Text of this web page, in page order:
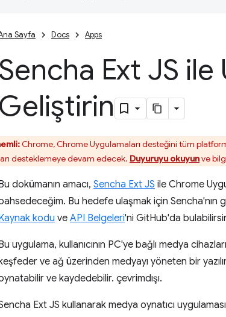
Sayfa Docs Apps
Ext JS ile
Geliştirin
Chrome, Chrome Uygulamaları desteğini tüm
desteklemeye devam edecek. Duyuruyu okuyunve
dokümanın amacı, Sencha Ext JS ile Chrome
Bu hedefe ulaşmak için Sencha'nın
kodu ve API Belgeleri'ni GitHub'da
uygulama, kullanıcının PC'ye bağlı medya
ve ağ üzerinden medyayı yöneten bir
ve kaydedebilir. çevrimdışı.
Ext JS kullanarak medya oynatıcı